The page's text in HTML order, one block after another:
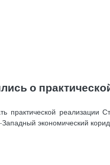
о
практической реализации
Западный экономический